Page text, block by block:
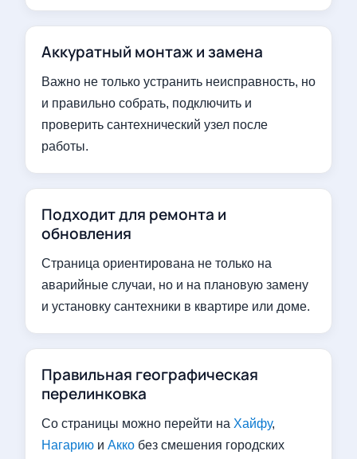
Аккуратный монтаж и замена
Важно не только устранить неисправность, но
и правильно собрать, подключить и
проверить сантехнический узел после
работы.
Подходит для ремонта и
обновления
Страница ориентирована не только на
аварийные случаи, но и на плановую замену
и установку сантехники в квартире или доме.
Правильная географическая
перелинковка
Со страницы можно перейти на Хайфу,
Нагарию и Акко без смешения городских